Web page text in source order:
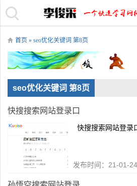
首页 » seo优化关键词 第8页
seo优化关键词 第8页
快搜搜索网站登录口
快搜搜索网站登录
发布时间：21-01-